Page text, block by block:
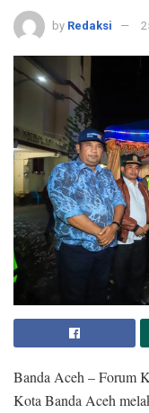
by Redaksi
Banda Aceh – Forum
Kota Banda Aceh